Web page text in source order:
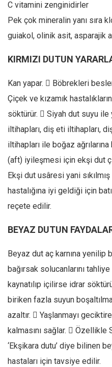
C vitamini zenginidirler
Pek çok mineralin yanı sıra
guiakol, olinik asit, asparajik
KIRMIZI DUTUN
Kan yapar.  Böbrekleri
Çiçek ve kızamık
söktürür.  Siyah dut suyu ile
iltihapları, diş eti iltihapları,
iltihapları ile boğaz
(aft) iyileşmesi için ekşi dut
Ekşi dut usâresi yani
hastalığına iyi geldiği için
reçete edilir.
BEYAZ DUTUN
Beyaz dut aç karnına
bağırsak solucanlarını
kaynatılıp içilirse idrar
biriken fazla suyun
azaltır.  Yaşlanmayı
kalmasını sağlar. 
‘Ekşikara dutu’ diye bilinen
hastaları için tavsiye edilir.